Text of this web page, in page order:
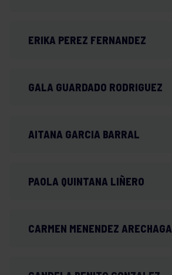
ERIKA PEREZ FERNANDEZ
GALA GUARDADO RODRIGUEZ
AITANA GARCIA BARRAL
PAOLA QUINTANA LIÑERO
CARMEN MENENDEZ ARECHAGA